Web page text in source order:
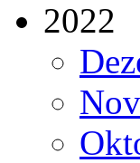
2022